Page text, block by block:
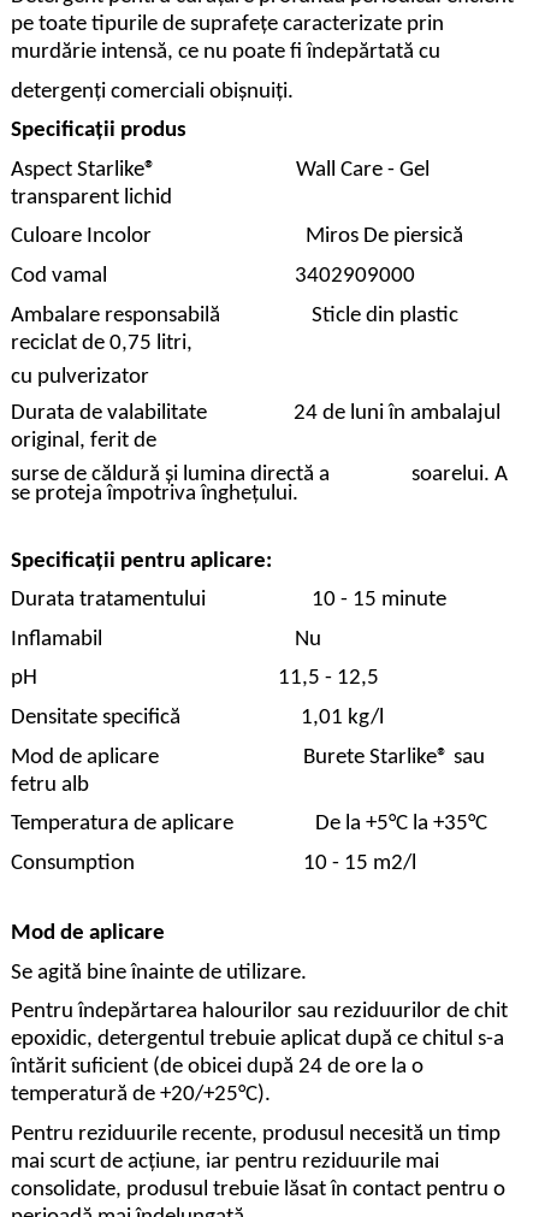
pe toate tipurile de suprafețe caracterizate prin
murdărie intensă, ce nu poate fi îndepărtată cu
detergenți comerciali obișnuiți.
Specificații produs
Aspect Starlike® Wall Care - Gel
transparent lichid
Culoare Incolor Miros De piersică
Cod vamal 3402909000
Ambalare responsabilă Sticle din plastic
reciclat de 0,75 litri,
cu pulverizator
Durata de valabilitate 24 de luni în ambalajul
original, ferit de
surse de căldură și lumina directă a soarelui. A
se proteja împotriva înghețului.
Specificații pentru aplicare:
Durata tratamentului 10 - 15 minute
Inflamabil Nu
pH 11,5 - 12,5
Densitate specifică 1,01 kg/l
Mod de aplicare Burete Starlike® sau
fetru alb
Temperatura de aplicare De la +5°C la +35°C
Consumption 10 - 15 m2/l
Mod de aplicare
Se agită bine înainte de utilizare.
Pentru îndepărtarea halourilor sau reziduurilor de chit
epoxidic, detergentul trebuie aplicat după ce chitul s-a
întărit suficient (de obicei după 24 de ore la o
temperatură de +20/+25°C).
Pentru reziduurile recente, produsul necesită un timp
mai scurt de acțiune, iar pentru reziduurile mai
consolidate, produsul trebuie lăsat în contact pentru o